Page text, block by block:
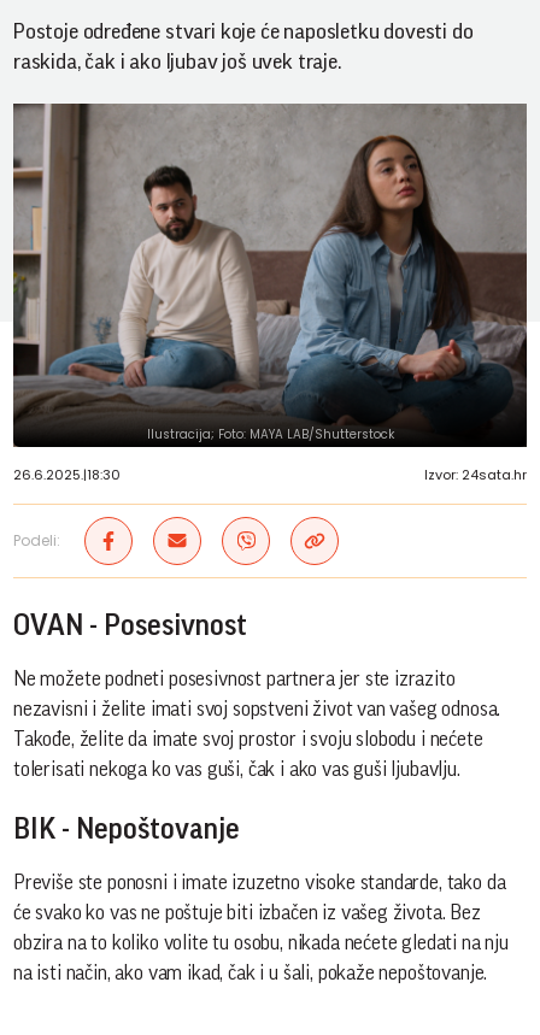
Postoje određene stvari koje će naposletku dovesti do
raskida, čak i ako ljubav još uvek traje.
Ilustracija; Foto: MAYA LAB/Shutterstock
26.6.2025.|18:30 Izvor: 24sata.hr
Podeli:
OVAN - Posesivnost
Ne možete podneti posesivnost partnera jer ste izrazito
nezavisni i želite imati svoj sopstveni život van vašeg odnosa.
Takođe, želite da imate svoj prostor i svoju slobodu i nećete
tolerisati nekoga ko vas guši, čak i ako vas guši ljubavlju.
BIK - Nepoštovanje
Previše ste ponosni i imate izuzetno visoke standarde, tako da
će svako ko vas ne poštuje biti izbačen iz vašeg života. Bez
obzira na to koliko volite tu osobu, nikada nećete gledati na nju
na isti način, ako vam ikad, čak i u šali, pokaže nepoštovanje.